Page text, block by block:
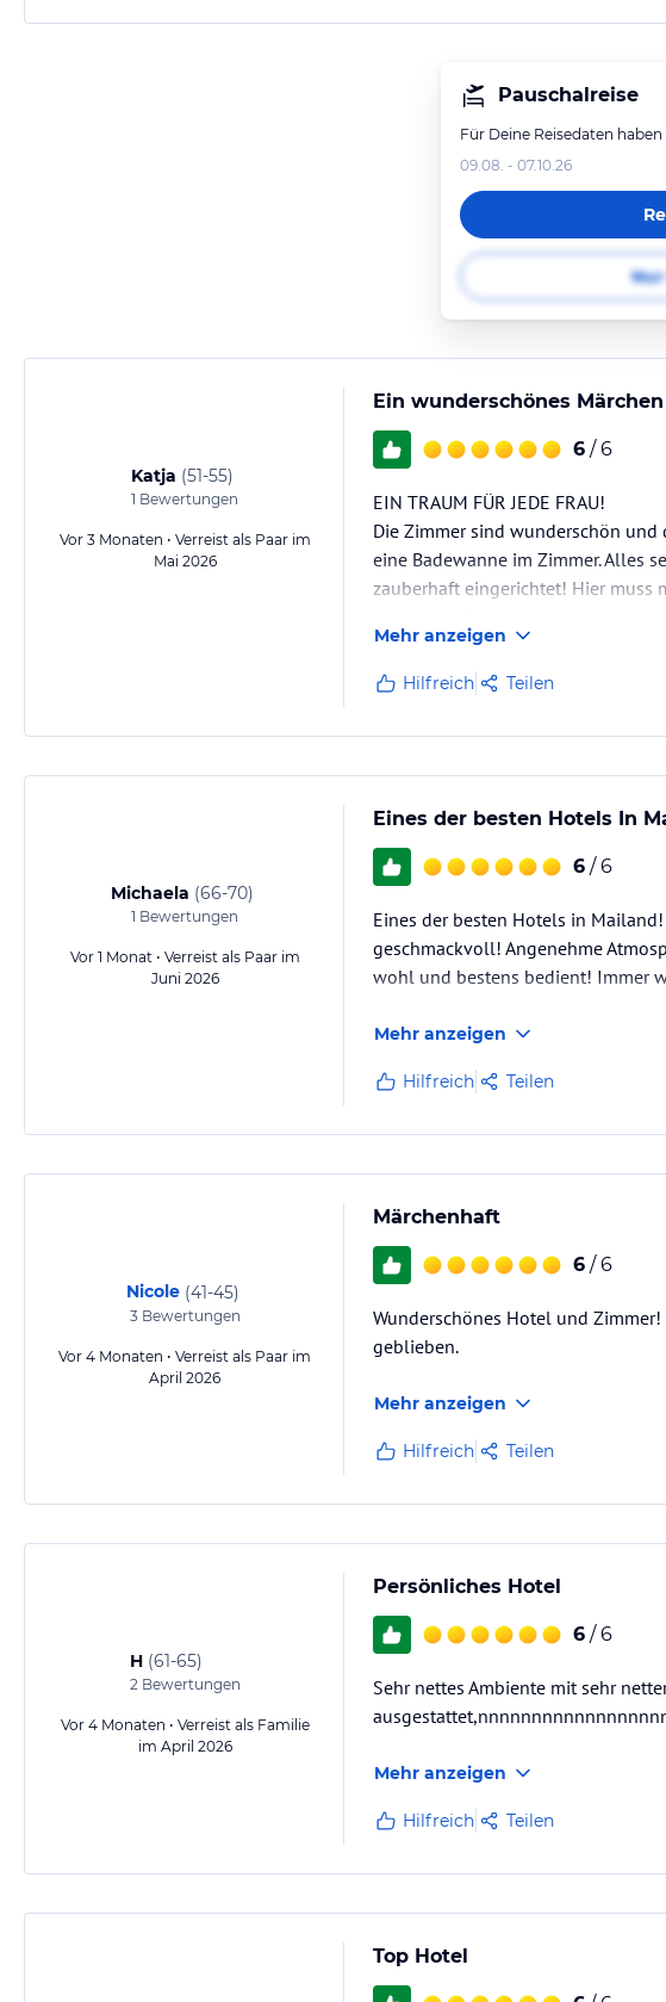
Pauschalreise
Für Deine Reisedaten
09.08. - 07.10.26
Katja (51-55)
1 Bewertungen
Vor 3 Monaten • Verreist als Paar im
Mai 2026
Ein wunderschönes
6 / 6
EIN TRAUM FÜR JEDE FRAU!
Die Zimmer sind wunderschön
eine Badewanne im Zimmer. Alles
zauberhaft eingerichtet! Hier muss
so bemüht und freundlich…Danke
Mehr anzeigen
Hilfreich Teilen
Michaela (66-70)
1 Bewertungen
Vor 1 Monat • Verreist als Paar im
Juni 2026
Eines der besten Hotels In
6 / 6
Eines der besten Hotels in
geschmackvoll! Angenehme
wohl und bestens bedient! Immer
Mehr anzeigen
Hilfreich Teilen
Nicole (41-45)
3Bewertungen
Vor 4 Monaten • Verreist als Paar im
April 2026
Märchenhaft
6 / 6
Wunderschönes Hotel und
geblieben.
Mehr anzeigen
Hilfreich Teilen
H (61-65)
2Bewertungen
Vor 4 Monaten • Verreist als Familie
im April 2026
Persönliches Hotel
6 / 6
Sehr nettes Ambiente mit sehr
Mehr anzeigen
Hilfreich Teilen
Top Hotel